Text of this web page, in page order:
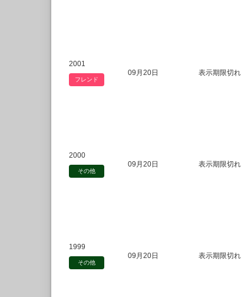
2001
フレンド
09月20日 表示期限切れ
2000
その他
09月20日 表示期限切れ
1999
その他
09月20日 表示期限切れ